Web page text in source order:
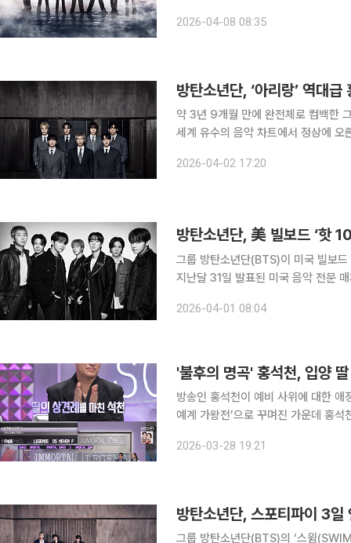
인에 성공했다. ‘스윔’을 필두로 수
2026-04-08 08:35
방탄소년단, ‘아리랑’ 역대
약 3년 9개월 만에 완전체로 컴백한
세계 유수의 음악 차트에서 정상에 오
미국에서 초대형 송캠프를 열었다. 송
2026-04-02 17:20
방탄소년단, 美 빌보드 ‘핫
그룹 방탄소년단(BTS)이 미국 빌보
지난달 31일 발표된 미국 음악 전문
전체 14개 트랙 중 성덕대왕신종의 종
2026-04-01 08:04
방송인 홍석천이 예비 사위에 대한 애정을 드러냈다. 28일 방송된
예계 가왕전’으로 꾸며진 가운데 홍석천이
전했다. 이어 “딸이 원래 비혼주의
2026-03-28 19:21
방탄소년단, 스포티파이 3일
그룹 방탄소년단(BTS)의 ‘스윔(SWIM)’이 3